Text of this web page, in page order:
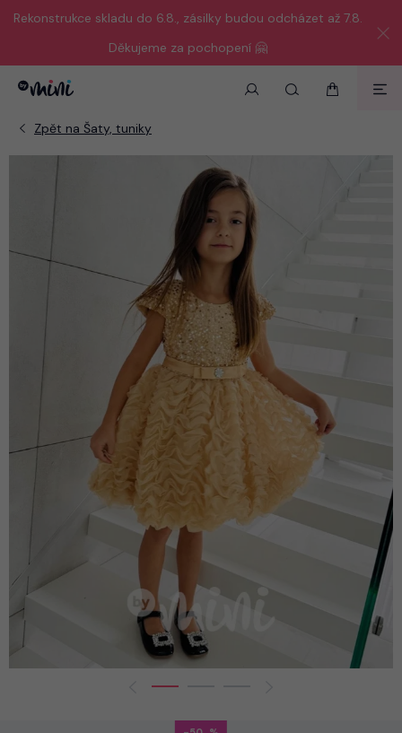
Rekonstrukce skladu do 6.8., zásilky budou odcházet až 7.8.
Děkujeme za pochopení 🤗